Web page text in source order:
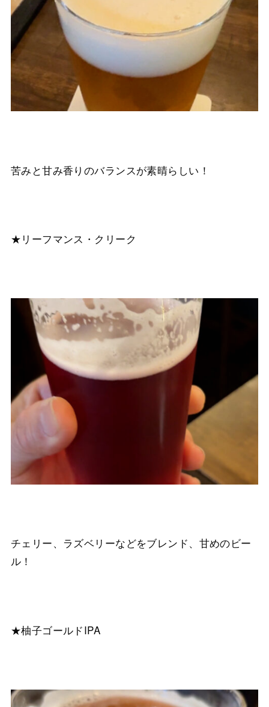
苦みと甘み香りのバランスが素晴らしい！
★リーフマンス・クリーク
チェリー、ラズベリーなどをブレンド、甘めのビー
ル！
★柚子ゴールドIPA